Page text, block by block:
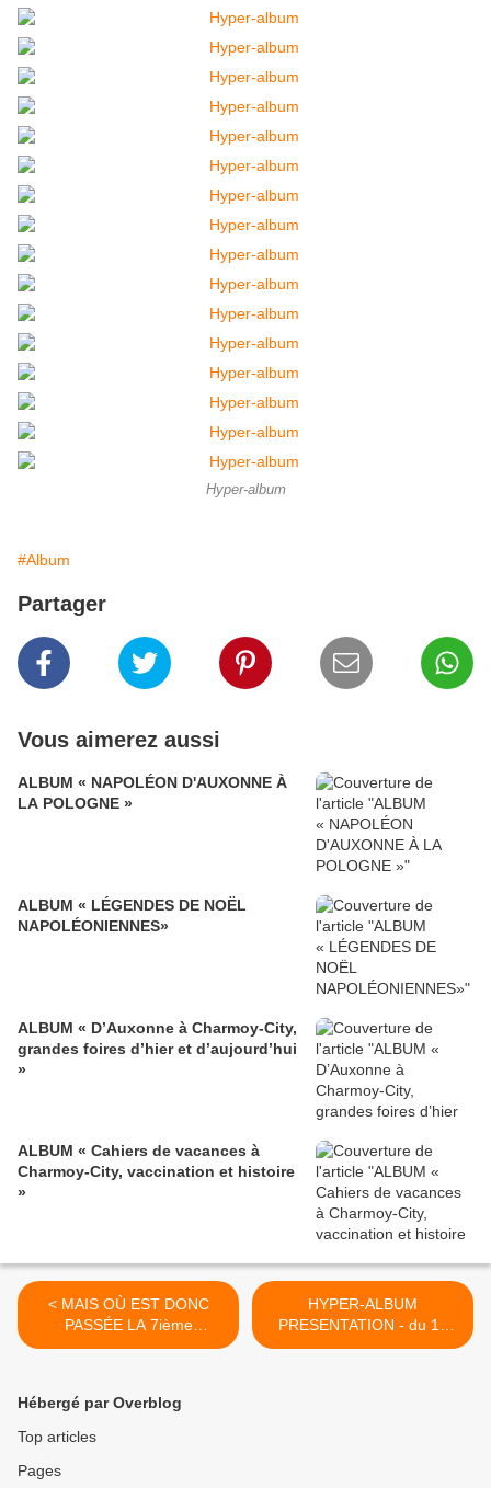
Hyper-album
#Album
Partager
Vous aimerez aussi
ALBUM « NAPOLÉON D'AUXONNE À
LA POLOGNE »
ALBUM « LÉGENDES DE NOËL
NAPOLÉONIENNES»
ALBUM « D’Auxonne à Charmoy-City,
grandes foires d’hier et d’aujourd’hui
»
ALBUM « Cahiers de vacances à
Charmoy-City, vaccination et histoire
»
< MAIS OÙ EST DONC
PASSÉE LA 7ième
COMMISSION ? - du 10
HYPER-ALBUM
PRESENTATION - du 11
JUIN 2015 (J+2367 après le
Hébergé par Overblog
Top articles
Pages